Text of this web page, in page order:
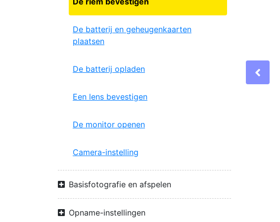
De batterij en geheugenkaarten
plaatsen
De batterij opladen
Een lens bevestigen
De monitor openen
Camera-instelling
Basisfotografie en afspelen
Opname-instellingen